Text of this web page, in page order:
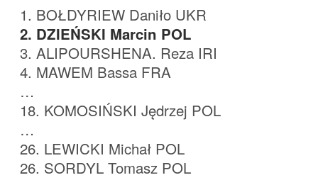
1. BOŁDYRIEW Daniło UKR
2. DZIEŃSKI Marcin POL
3. ALIPOURSHENA. Reza IRI
4. MAWEM Bassa FRA
…
18. KOMOSIŃSKI Jędrzej POL
…
26. LEWICKI Michał POL
26. SORDYL Tomasz POL